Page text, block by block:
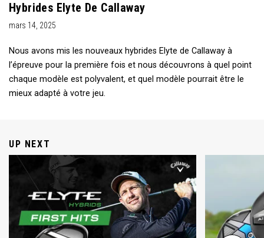
Hybrides Elyte De Callaway
mars 14, 2025
Nous avons mis les nouveaux hybrides Elyte de Callaway à
l’épreuve pour la première fois et nous découvrons à quel point
chaque modèle est polyvalent, et quel modèle pourrait être le
mieux adapté à votre jeu.
UP NEXT